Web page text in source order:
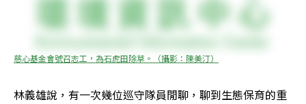
慈心基金會號召志工，為石虎田除草。（攝影：陳美汀）
林義雄說，有一次幾位巡守隊員閒聊，聊到生態保育的重